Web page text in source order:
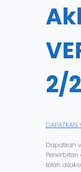
2/
DAPATKAN
Dapatkan
telah